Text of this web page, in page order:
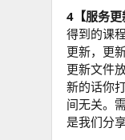
4【服务更
得到的课
更新，更
更新文件
新的话你
间无关。
是我们分